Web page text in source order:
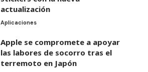
actualización
Aplicaciones
Apple se compromete a apoyar
las labores de socorro tras el
terremoto en Japón